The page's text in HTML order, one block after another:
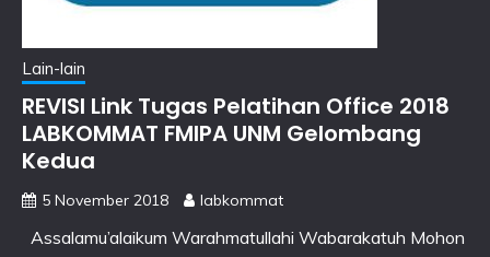
Lain-lain
REVISI Link Tugas Pelatihan Office 2018
LABKOMMAT FMIPA UNM Gelombang
Kedua
5 November 2018 labkommat
Assalamu’alaikum Warahmatullahi Wabarakatuh Mohon